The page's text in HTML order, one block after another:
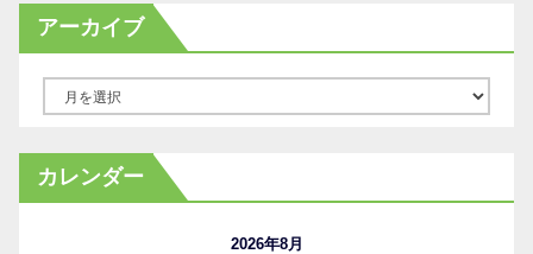
アーカイブ
カ
イ
カレンダー
2026年8月